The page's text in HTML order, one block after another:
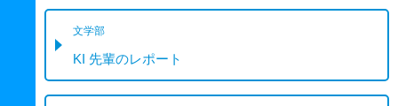
文学部
KI 先輩のレポート